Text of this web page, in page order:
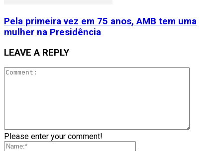
Pela primeira vez em 75 anos, AMB tem uma
mulher na Presidência
LEAVE A REPLY
Please enter your comment!